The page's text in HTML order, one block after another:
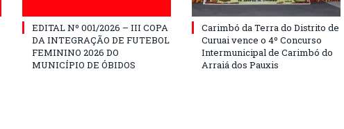
EDITAL Nº 001/2026 – III COPA
DA INTEGRAÇÃO DE FUTEBOL
FEMININO 2026 DO
MUNICÍPIO DE ÓBIDOS
Carimbó da Terra do Distrito de
Curuai vence o 4º Concurso
Intermunicipal de Carimbó do
Arraiá dos Pauxis